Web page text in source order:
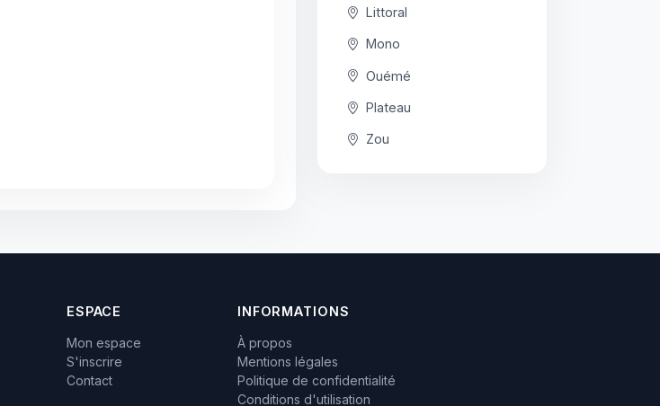
Littoral
Mono
Ouémé
Plateau
Zou
ESPACE
Mon espace
S'inscrire
Contact
INFORMATIONS
À propos
Mentions légales
Politique de confidentialité
Conditions d'utilisation